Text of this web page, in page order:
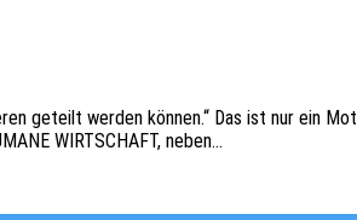
geteilt werden können.“ Das ist nur ein
WIRTSCHAFT, neben…